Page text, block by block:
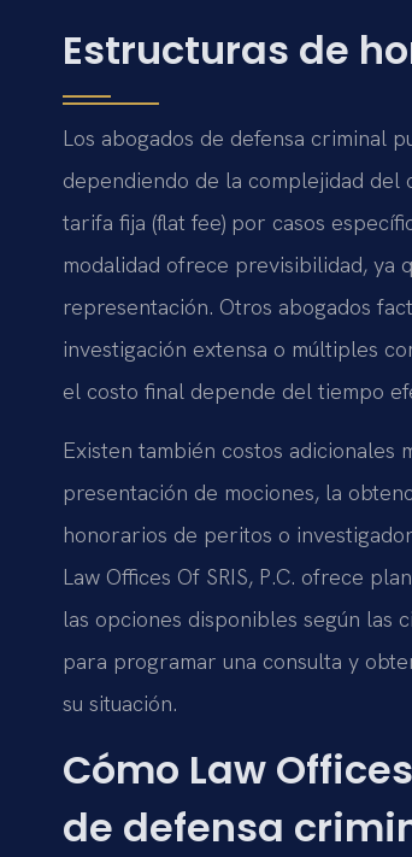
Estructuras de
Los abogados de defensa criminal
dependiendo de la complejidad del
tarifa fija (flat fee) por casos
modalidad ofrece previsibilidad, ya
representación. Otros abogados
investigación extensa o múltiples
el costo final depende del tiempo
Existen también costos adicionales
presentación de mociones, la
honorarios de peritos o
Law Offices Of SRIS, P.C. ofrece
las opciones disponibles según las
para programar una consulta y
su situación.
Cómo Law
de defensa